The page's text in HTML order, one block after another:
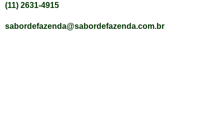
(11) 2631-4915
sabordefazenda@sabordefazenda.com.br